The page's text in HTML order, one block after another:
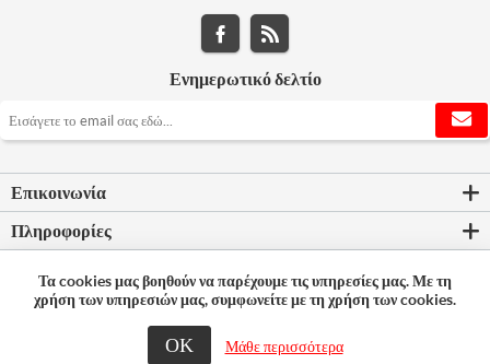
Ενημερωτικό δελτίο
Επικοινωνία
Πληροφορίες
Ο λογαριασμός μου
© 2026 Bookleader
Τα cookies μας βοηθούν να παρέχουμε τις υπηρεσίες μας. Με τη
χρήση των υπηρεσιών μας, συμφωνείτε με τη χρήση των cookies.
ΟΚ Μάθε περισσότερα